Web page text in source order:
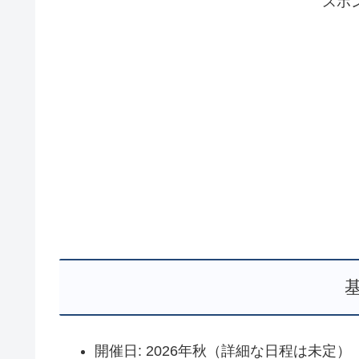
開催日: 2026年秋（詳細な日程は未定）